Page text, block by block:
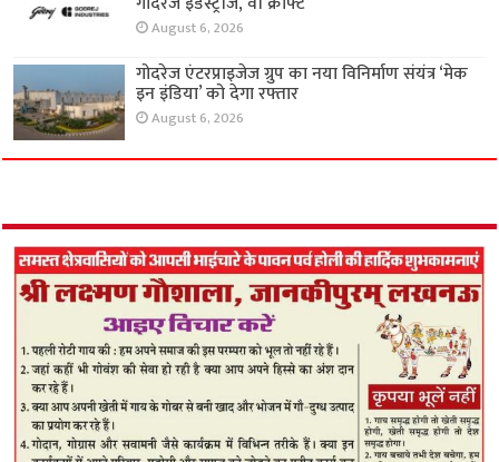
August 6, 2026
गोदरेज एंटरप्राइजेज ग्रुप का नया विनिर्माण संयंत्र ‘मेक
इन इंडिया’ को देगा रफ्तार
August 6, 2026